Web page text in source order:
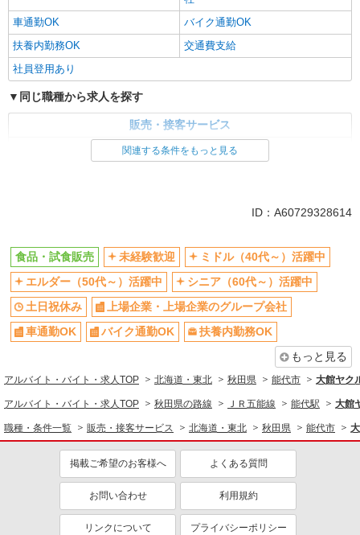
車通勤OK
バイク通勤OK
扶養内勤務OK
交通費支給
社員登用あり
同じ職種から求人を探す
販売・接客サービス
車通勤OK
扶養内勤務OK
交通費支給
社員登用あり
関連する条件をもっと見る
ID：A60729328614
食品・試食販売 未経験歓迎
ミドル（40代～）活躍中
エルダー（50代～）活躍中
シニア（60代～）活躍中
土日祝休み
上場企業・上場企業のグループ会社
車通勤OK
バイク通勤OK
扶養内勤務OK
もっと見る
アルバイト・バイト・求人TOP 北海道・東北 秋田県 能代市 大館ヤク
アルバイト・バイト・求人TOP 秋田県の路線 ＪＲ五能線 能代駅 大館
職種・条件一覧 販売・接客サービス 北海道・東北 秋田県 能代市
掲載ご希望のお客様へ よくある質問
お問い合わせ 利用規約
リンクについて プライバシーポリシー